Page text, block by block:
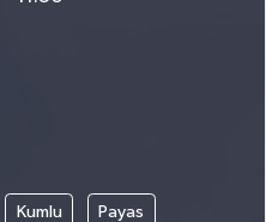
Kumlu Payas